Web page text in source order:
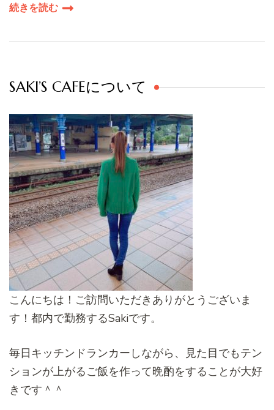
続きを読む
SAKI’S CAFEについて
こんにちは！ご訪問いただきありがとうございま
す！都内で勤務するSakiです。
毎日キッチンドランカーしながら、見た目でもテン
ションが上がるご飯を作って晩酌をすることが大好
きです＾＾